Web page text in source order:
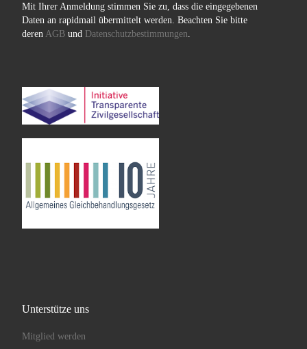
Mit Ihrer Anmeldung stimmen Sie zu, dass die eingegebenen
Daten an rapidmail übermittelt werden. Beachten Sie bitte
deren AGBund Datenschutzbestimmungen
Unterstütze uns
Mitglied werden